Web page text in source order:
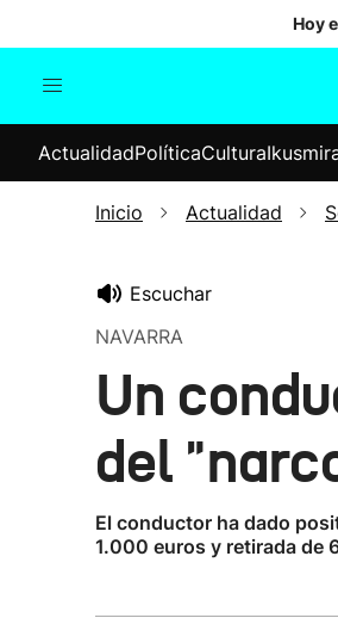
Hoy
Internacional
ActualidadPolíticaCultura
Inicio Actualidad
Escuchar
NAVARRA
Un
del
El conductor ha dado
1.000 euros y retirada de